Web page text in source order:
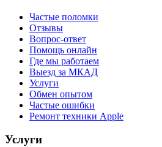
Частые поломки
Отзывы
Вопрос-ответ
Помощь онлайн
Где мы работаем
Выезд за МКАД
Услуги
Обмен опытом
Частые ошибки
Ремонт техники Apple
Услуги